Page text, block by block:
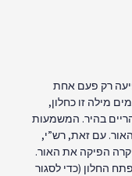
רק פעם אחת
מילה זו כחלון,
בהיר. המשמעות
עם זאת, רש”י,
הפיקה את האור.
החלון (כדי לסגור